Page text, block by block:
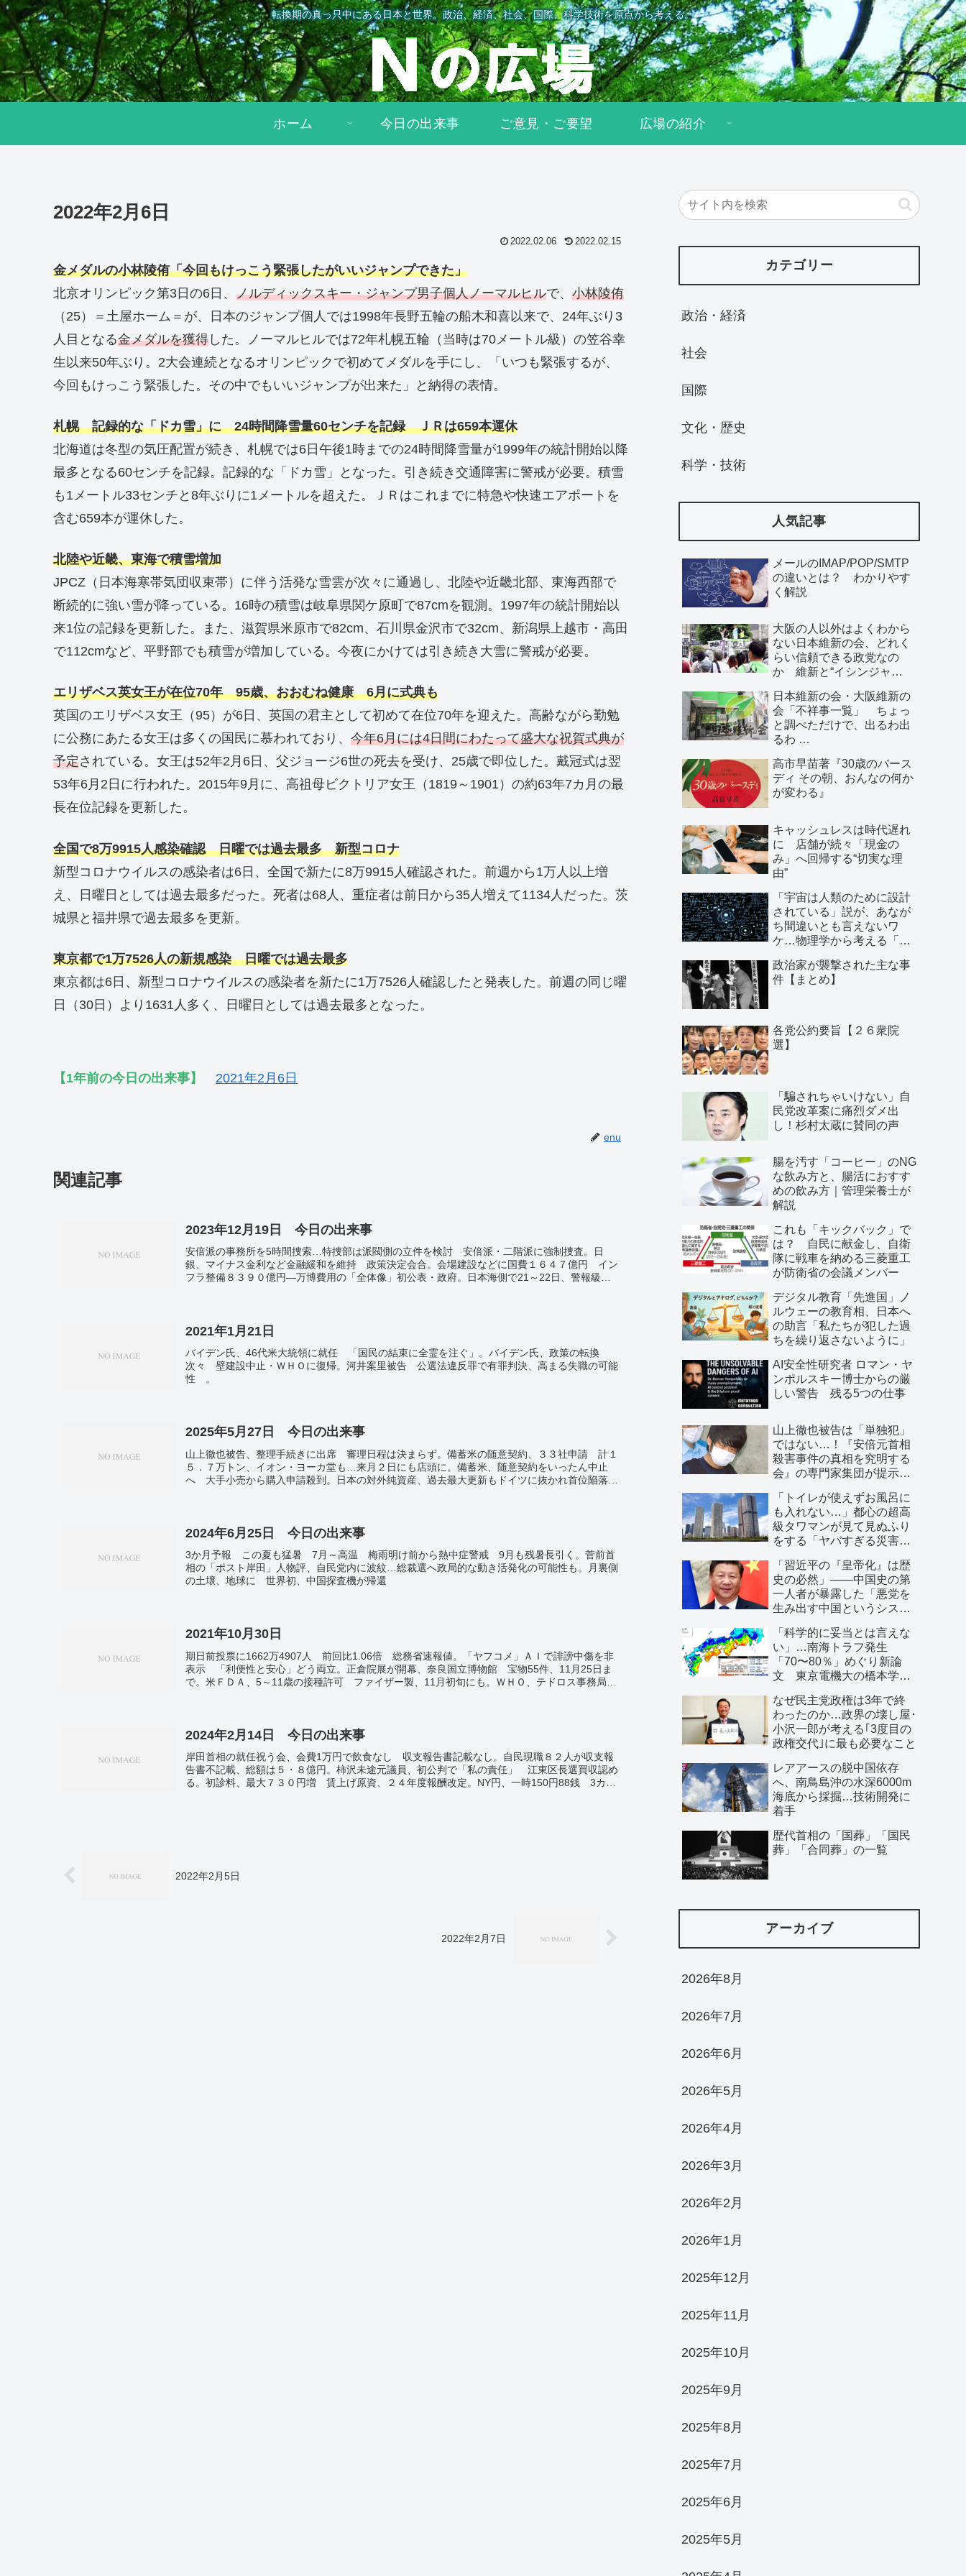
転換期の真っ只中にある日本と世界。政治、経済、社会、国際、科学技術を原点から考える。
ホーム 今日の出来事 ご意見・ご要望 広場の紹介
2022年2月6日
2022.02.06 2022.02.15
金メダルの小林陵侑「今回もけっこう緊張したがいいジャンプできた」
北京オリンピック第3日の6日、 ノルディックスキー・ジャンプ男子個人ノーマルヒルで、 小林陵侑
（25）＝土屋ホーム＝が、日本のジャンプ個人では1998年長野五輪の船木和喜以来で、24年ぶり3
人目となる金メダルを獲得 した。ノーマルヒルでは72年札幌五輪（当時は70メートル級）の笠谷幸
生以来50年ぶり。2大会連続となるオリンピックで初めてメダルを手にし、「いつも緊張するが、
今回もけっこう緊張した。その中でもいいジャンプが出来た」と納得の表情。
札幌 記録的な「ドカ雪」に 24時間降雪量60センチを記録 ＪＲは659本運休
北海道は冬型の気圧配置が続き、札幌では6日午後1時までの24時間降雪量が1999年の統計開始以降
最多となる60センチを記録。記録的な「ドカ雪」となった。引き続き交通障害に警戒が必要。積雪
も1メートル33センチと8年ぶりに1メートルを超えた。ＪＲはこれまでに特急や快速エアポートを
含む659本が運休した。
北陸や近畿、東海で積雪増加
JPCZ（日本海寒帯気団収束帯）に伴う活発な雪雲が次々に通過し、北陸や近畿北部、東海西部で
断続的に強い雪が降っている。16時の積雪は岐阜県関ケ原町で87cmを観測。1997年の統計開始以
来1位の記録を更新した。また、滋賀県米原市で82cm、石川県金沢市で32cm、新潟県上越市・高田
で112cmなど、平野部でも積雪が増加している。今夜にかけては引き続き大雪に警戒が必要。
エリザベス英女王が在位70年 95歳、おおむね健康 6月に式典も
英国のエリザベス女王（95）が6日、英国の君主として初めて在位70年を迎えた。高齢ながら勤勉
に公務にあたる女王は多くの国民に慕われており、 今年6月には4日間にわたって盛大な祝賀式典が
予定されている。女王は52年2月6日、父ジョージ6世の死去を受け、25歳で即位した。戴冠式は翌
53年6月2日に行われた。2015年9月に、高祖母ビクトリア女王（1819～1901）の約63年7カ月の最
長在位記録を更新した。
全国で8万9915人感染確認 日曜では過去最多 新型コロナ
新型コロナウイルスの感染者は6日、全国で新たに8万9915人確認された。前週から1万人以上増
え、日曜日としては過去最多だった。死者は68人、重症者は前日から35人増えて1134人だった。茨
城県と福井県で過去最多を更新。
東京都で1万7526人の新規感染 日曜では過去最多
東京都は6日、新型コロナウイルスの感染者を新たに1万7526人確認したと発表した。前週の同じ曜
日（30日）より1631人多く、日曜日としては過去最多となった。
【1年前の今日の出来事】 2021年2月6日
enu
関連記事
2023年12月19日 今日の出来事
安倍派の事務所を5時間捜索…特捜部は派閥側の立件を検討 安倍派・二階派に強制捜査。日
銀、マイナス金利など金融緩和を維持 政策決定会合。会場建設などに国費１６４７億円 イン
フラ整備８３９０億円―万博費用の「全体像」初公表・政府。日本海側で21～22日、警報級の
2021年1月21日
バイデン氏、46代米大統領に就任 「国民の結束に全霊を注ぐ」。バイデン氏、政策の転換
次々 壁建設中止・ＷＨＯに復帰。河井案里被告 公選法違反罪で有罪判決、高まる失職の可能
性 。
2025年5月27日 今日の出来事
山上徹也被告、整理手続きに出席 審理日程は決まらず。備蓄米の随意契約、３３社申請 計１
５．７万トン、イオン・ヨーカ堂も…来月２日にも店頭に。備蓄米、随意契約をいったん中止
へ 大手小売から購入申請殺到。日本の対外純資産、過去最大更新もドイツに抜かれ首位陥落…
場騒然。無人機９００機で３夜連続攻撃 ロシア、最大規模。ウクライナの「ロシア国内の軍事
2024年6月25日 今日の出来事
3か月予報 この夏も猛暑 7月～高温 梅雨明け前から熱中症警戒 9月も残暑長引く。菅前首
相の「ポスト岸田」人物評、自民党内に波紋…総裁選へ政局的な動き活発化の可能性も。月裏側
の土壌、地球に 世界初、中国探査機が帰還
2021年10月30日
期日前投票に1662万4907人 前回比1.06倍 総務省速報値。「ヤフコメ」ＡＩで誹謗中傷を非
表示 「利便性と安心」どう両立。正倉院展が開幕、奈良国立博物館 宝物55件、11月25日ま
で。米ＦＤＡ、5～11歳の接種許可 ファイザー製、11月初旬にも。ＷＨＯ、テドロス事務局長
2024年2月14日 今日の出来事
岸田首相の就任祝う会、会費1万円で飲食なし 収支報告書記載なし。自民現職８２人が収支報
告書不記載、総額は５・８億円。柿沢未途元議員、初公判で「私の責任」 江東区長選買収認め
る。初診料、最大７３０円増 賃上げ原資、２４年度報酬改定。NY円、一時150円88銭 3カ月
2022年2月5日
2022年2月7日
カテゴリー
政治・経済
社会
国際
文化・歴史
科学・技術
人気記事
メールのIMAP/POP/SMTP
の違いとは？ わかりやす
く解説
大阪の人以外はよくわから
ない日本維新の会、どれく
らい信頼できる政党なの
か 維新と“イシンジャ
る、大阪で起きていること
日本維新の会・大阪維新の
会「不祥事一覧」 ちょっ
と調べただけで、出るわ出
るわ …
高市早苗著『30歳のバース
ディ その朝、おんなの何か
が変わる』
キャッシュレスは時代遅れ
に 店舗が続々「現金の
み」へ回帰する“切実な理
由”
「宇宙は人類のために設計
されている」説が、あなが
ち間違いとも言えないワ
ケ…物理学から考える「こ
政治家が襲撃された主な事
件【まとめ】
各党公約要旨【２６衆院
選】
「騙されちゃいけない」自
民党改革案に痛烈ダメ出
し！杉村太蔵に賛同の声
腸を汚す「コーヒー」のNG
な飲み方と、腸活におすす
めの飲み方｜管理栄養士が
解説
これも「キックバック」で
は？ 自民に献金し、自衛
隊に戦車を納める三菱重工
が防衛省の会議メンバー
デジタル教育「先進国」ノ
ルウェーの教育相、日本へ
の助言「私たちが犯した過
ちを繰り返さないように」
AI安全性研究者 ロマン・ヤ
ンポルスキー博士からの厳
しい警告 残る5つの仕事
山上徹也被告は「単独犯」
ではない…！『安倍元首相
殺害事件の真相を究明する
会』の専門家集団が提示し
「トイレが使えずお風呂に
も入れない…」都心の超高
級タワマンが見て見ぬふり
をする「ヤバすぎる災害リ
「習近平の『皇帝化』は歴
史の必然」――中国史の第
一人者が暴露した「悪党を
生み出す中国というシステ
「科学的に妥当とは言えな
い」…南海トラフ発生
「70〜80％」めぐり新論
文 東京電機大の橋本学特
なぜ民主党政権は3年で終
わったのか…政界の壊し屋･
小沢一郎が考える｢3度目の
政権交代｣に最も必要なこと
レアアースの脱中国依存
へ、南鳥島沖の水深6000m
海底から採掘…技術開発に
着手
歴代首相の「国葬」「国民
葬」「合同葬」の一覧
アーカイブ
2026年8月
2026年7月
2026年6月
2026年5月
2026年4月
2026年3月
2026年2月
2026年1月
2025年12月
2025年11月
2025年10月
2025年9月
2025年8月
2025年7月
2025年6月
2025年5月